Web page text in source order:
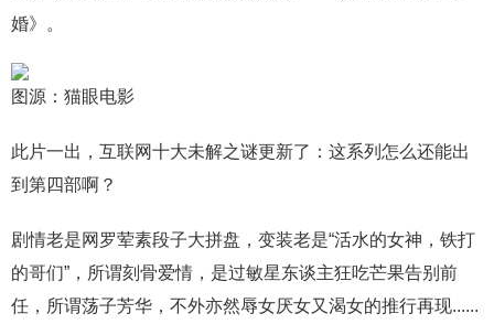
婚》。
图源：猫眼电影
此片一出，互联网十大未解之谜更新了：这系列怎么还能出
到第四部啊？
剧情老是网罗荤素段子大拼盘，变装老是“活水的女神，铁打
的哥们”，所谓刻骨爱情，是过敏星东谈主狂吃芒果告别前
任，所谓荡子芳华，不外亦然辱女厌女又渴女的推行再现......